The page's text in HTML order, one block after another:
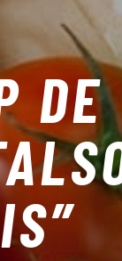
DE